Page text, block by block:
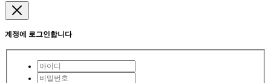
계정에 로그인합니다